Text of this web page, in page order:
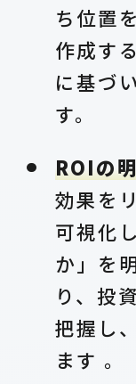
ち位置
作成す
に基づ
す。
ROIの
効果を
可視化
か」を
り、投
把握し
ます 。